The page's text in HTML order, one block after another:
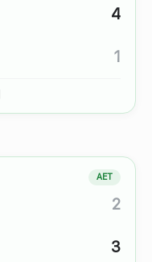
4
1
AET
2
3